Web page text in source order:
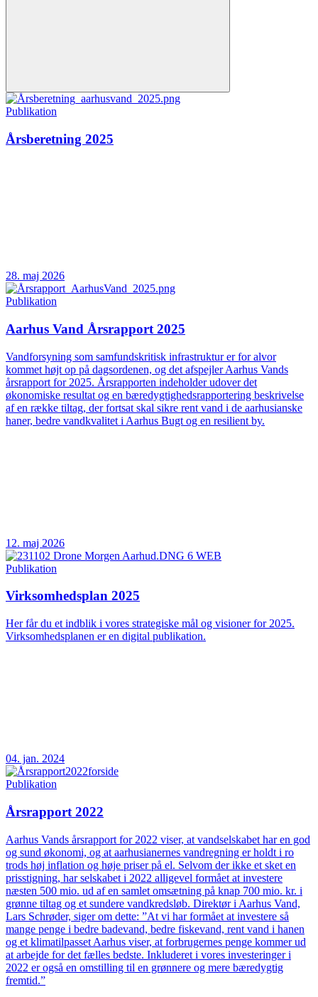
Publikation
Årsberetning 2025
28. maj 2026
Publikation
Aarhus Vand Årsrapport 2025
Vandforsyning som samfundskritisk infrastruktur er for alvor
kommet højt op på dagsordenen, og det afspejler Aarhus Vands
årsrapport for 2025. Årsrapporten indeholder udover det
økonomiske resultat og en bæredygtighedsrapportering beskrivelse
af en række tiltag, der fortsat skal sikre rent vand i de aarhusianske
haner, bedre vandkvalitet i Aarhus Bugt og en resilient by.
12. maj 2026
Publikation
Virksomhedsplan 2025
Her får du et indblik i vores strategiske mål og visioner for 2025.
Virksomhedsplanen er en digital publikation.
04. jan. 2024
Publikation
Årsrapport 2022
Aarhus Vands årsrapport for 2022 viser, at vandselskabet har en god
og sund økonomi, og at aarhusianernes vandregning er holdt i ro
trods høj inflation og høje priser på el. Selvom der ikke et sket en
prisstigning, har selskabet i 2022 alligevel formået at investere
næsten 500 mio. ud af en samlet omsætning på knap 700 mio. kr. i
grønne tiltag og et sundere vandkredsløb. Direktør i Aarhus Vand,
Lars Schrøder, siger om dette: ”At vi har formået at investere så
mange penge i bedre badevand, bedre fiskevand, rent vand i hanen
og et klimatilpasset Aarhus viser, at forbrugernes penge kommer ud
at arbejde for det fælles bedste. Inkluderet i vores investeringer i
2022 er også en omstilling til en grønnere og mere bæredygtig
fremtid.”